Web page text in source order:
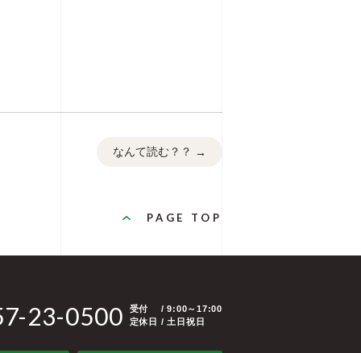
なんて読む？？ →
PAGE TOP
23-0500 受付
/ 9:00～17:00
定休日 / 土日祝日